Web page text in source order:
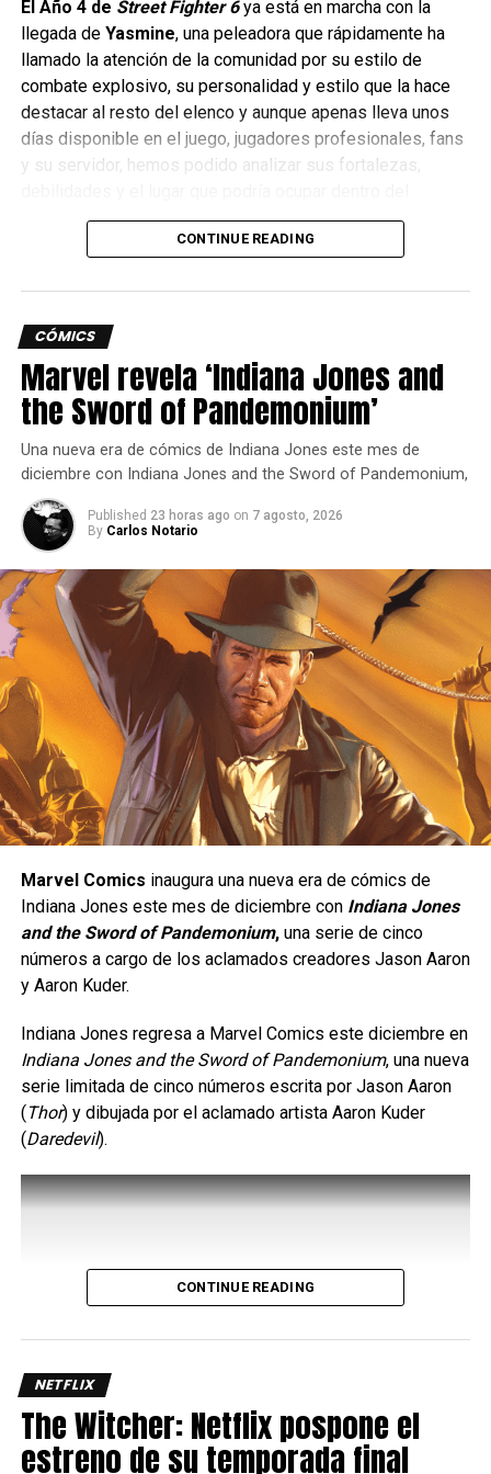
El Año 4 de Street Fighter 6ya está en marcha con la
llegada de Yasmine, una peleadora que rápidamente ha
llamado la atención de la comunidad por su estilo de
combate explosivo, su personalidad y estilo que la hace
destacar al resto del elenco y aunque apenas lleva unos
días disponible en el juego, jugadores profesionales, fans
y su servidor, hemos podido analizar sus fortalezas,
competitivo y aquí les cuento el cómo se siente esta
Una peleadora de presión constante.
Yasmine está diseñada para quienes disfrutan de un
estilo de juego ofensivo;se trata de un personaje de
tiporushdown, cuyo objetivo es mantenerse cerca del
rival para presionarlo de manera constante y obligarlo a
cometer errores. Su estilo de combate está inspirado en
elEskrima, un arte marcial filipino, e incorpora el uso de
unkarambit, además de una gran movilidad, ataques
rápidos y múltiples opciones para extender combos.
Uno de los aspectos más interesantes de su kit es el
largas y con mayor daño, así que administrar
correctamente este recurso es clave para sacar el máximo
provecho del personaje ya que requiere de dos barras de
energía.
CONTINUE READING
CÓMICS
Marvel revela ‘Indiana Jones and
the Sword of Pandemonium’
Una nueva era de cómics de Indiana Jones este mes de
diciembre con Indiana Jones and the Sword of Pandemonium,
Published 23 horas ago on 7 agosto, 2026
By Carlos Notario
Marvel Comics inaugura una nueva era de cómics de
Indiana Jones este mes de diciembre con Indiana Jones
and the Sword of Pandemonium,una serie de cinco
números a cargo de los aclamados creadores Jason Aaron
y Aaron Kuder.
Indiana Jones regresa a Marvel Comics este diciembre en
Indiana Jones and the Sword of Pandemonium, una nueva
serie limitada de cinco números escrita por Jason Aaron
( Thor) y dibujada por el aclamado artista Aaron Kuder
(Daredevil).
CONTINUE READING
NETFLIX
The Witcher: Netflix pospone el
estreno de su temporada final